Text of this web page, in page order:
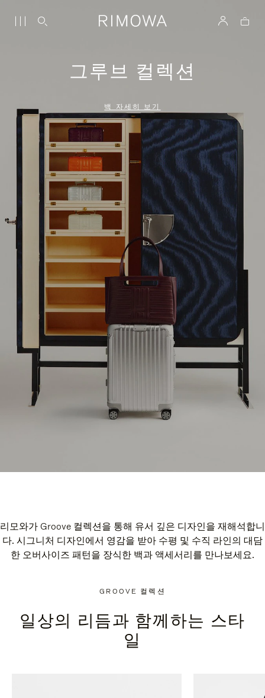
그루브 컬렉션
백 자세히 보기
리모와가 Groove 컬렉션을 통해 유서 깊은 디자인을 재해석합니
다. 시그니처 디자인에서 영감을 받아 수평 및 수직 라인의 대담
한 오버사이즈 패턴을 장식한 백과 액세서리를 만나보세요.
GROOVE 컬렉션
일상의 리듬과 함께하는 스타
일